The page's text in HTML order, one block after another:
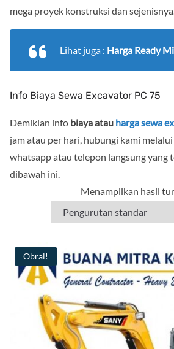
mega proyek konstruksi dan sejenisnya.
Lihat juga : Harga Ready
Info Biaya Sewa Excavator PC 75
Demikian info biaya atau harga sewa
jam atau per hari, hubungi kami
whatsapp atau telepon langsung yang
dibawah ini.
Menampilkan hasil
Obral!